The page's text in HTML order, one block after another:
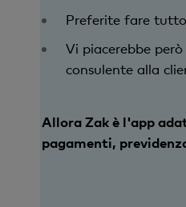
Preferite fare
Vi piacerebbe
consulente alla
Allora Zak è l'app
pagamenti,